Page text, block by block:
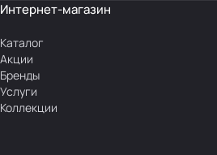
Интернет-магазин
Каталог
Акции
Бренды
Услуги
Коллекции